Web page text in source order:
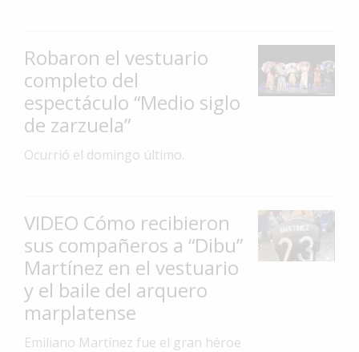
La
Ciudad
Deportes
Arte
y
Cartelera
Fotos
de
Familia
Clasificados
Robaron el vestuario
completo del
espectáculo “Medio siglo
de zarzuela”
Ocurrió el domingo último.
VIDEO Cómo recibieron
sus compañeros a “Dibu”
Martínez en el vestuario
y el baile del arquero
marplatense
Emiliano Martínez fue el gran héroe